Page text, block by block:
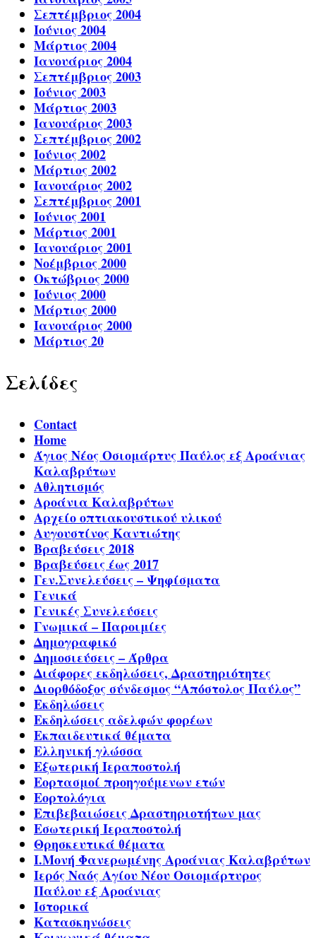
Σεπτέμβριος 2004
Ιούνιος 2004
Μάρτιος 2004
Ιανουάριος 2004
Σεπτέμβριος 2003
Ιούνιος 2003
Μάρτιος 2003
Ιανουάριος 2003
Σεπτέμβριος 2002
Ιούνιος 2002
Μάρτιος 2002
Ιανουάριος 2002
Σεπτέμβριος 2001
Ιούνιος 2001
Μάρτιος 2001
Ιανουάριος 2001
Νοέμβριος 2000
Οκτώβριος 2000
Ιούνιος 2000
Μάρτιος 2000
Ιανουάριος 2000
Μάρτιος 20
Σελίδες
Contact
Home
Άγιος Νέος Οσιομάρτυς Παύλος εξ Αροάνιας
Καλαβρύτων
Αθλητισμός
Αροάνια Καλαβρύτων
Αρχείο οπτιακουστικού υλικού
Αυγουστίνος Καντιώτης
Βραβεύσεις 2018
Βραβεύσεις έως 2017
Γεν.Συνελεύσεις – Ψηφίσματα
Γενικά
Γενικές Συνελεύσεις
Γνωμικά – Παροιμίες
Δημογραφικό
Δημοσιεύσεις – Άρθρα
Διάφορες εκδηλώσεις, Δραστηριότητες
Διορθόδοξος σύνδεσμος “Απόστολος Παύλος”
Εκδηλώσεις
Εκδηλώσεις αδελφών φορέων
Εκπαιδευτικά θέματα
Ελληνική γλώσσα
Εξωτερική Ιεραποστολή
Εορτασμοί προηγούμενων ετών
Εορτολόγια
Επιβεβαιώσεις Δραστηριοτήτων μας
Εσωτερική Ιεραποστολή
Θρησκευτικά θέματα
Ι.Μονή Φανερωμένης Αροάνιας Καλαβρύτων
Ιερός Ναός Αγίου Νέου Οσιομάρτυρος
Παύλου εξ Αροάνιας
Ιστορικά
Κατασκηνώσεις